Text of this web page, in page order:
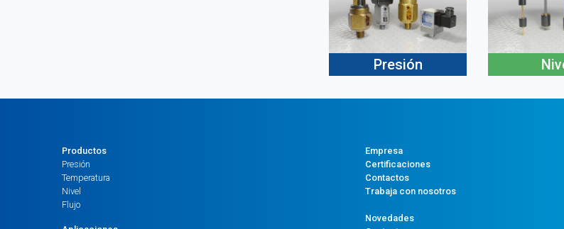
Presión
Productos
Presión
Temperatura
Nivel
Flujo
Empresa
Certificaciones
Contactos
Trabaja con nosotros
Novedades